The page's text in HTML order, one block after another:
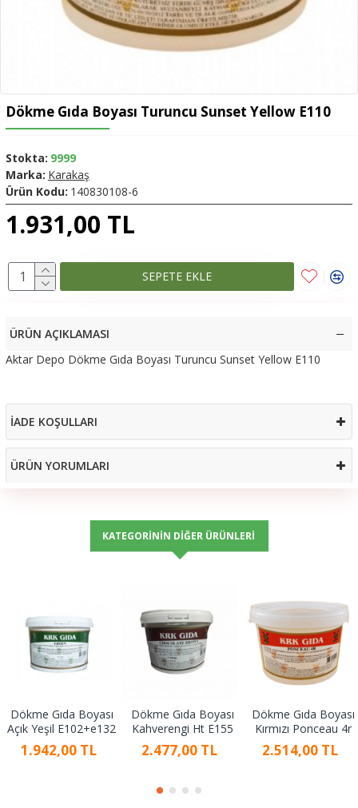
Dökme Gıda Boyası Turuncu Sunset Yellow E110
1.931,00 TL
Stokta: 9999
Marka: Karakaş
Ürün Kodu: 140830108-6
SEPETE EKLE
ÜRÜN AÇIKLAMASI
Aktar Depo Dökme Gıda Boyası Turuncu Sunset Yellow E110
İADE KOŞULLARI
ÜRÜN YORUMLARI
KATEGORININ DIĞER ÜRÜNLERI
Dökme Gıda Boyası
Açık Yeşil E102+e132
1.942,00 TL
Dökme Gıda Boyası
Kahverengi Ht E155
2.477,00 TL
Dökme Gıda Boyası
Kırmızı Ponceau 4r
2.514,00 TL